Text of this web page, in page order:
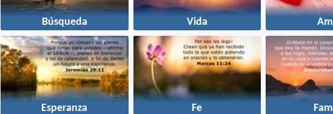
Búsqueda Vida
Esperanza Fe